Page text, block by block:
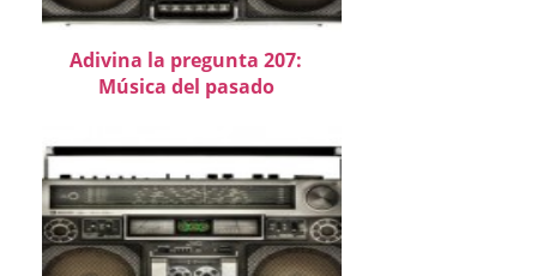
Adivina la pregunta 207:
Música del pasado